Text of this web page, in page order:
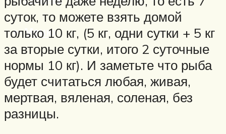
Меню
суток, то можете взять домой
только 10 кг, (5 кг, одни сутки + 5 кг
за вторые сутки, итого 2 суточные
нормы 10 кг). И заметьте что рыба
будет считаться любая, живая,
мертвая, вяленая, соленая, без
разницы.